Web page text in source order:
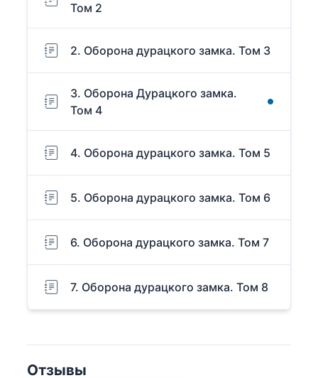
Том 2
2. Оборона дурацкого замка. Том 3
3. Оборона Дурацкого замка.
Том 4
4. Оборона дурацкого замка. Том 5
5. Оборона дурацкого замка. Том 6
6. Оборона дурацкого замка. Том 7
7. Оборона дурацкого замка. Том 8
Отзывы